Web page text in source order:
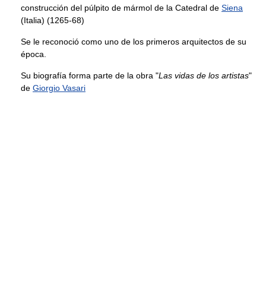
construcción del púlpito de mármol de la Catedral de Siena
(Italia) (1265-68)
Se le reconoció como uno de los primeros arquitectos de su
época.
Su biografía forma parte de la obra "Las vidas de los artistas"
de Giorgio Vasari